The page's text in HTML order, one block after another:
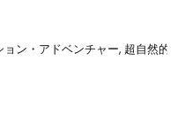
ョン・アドベンチャー, 超自然的